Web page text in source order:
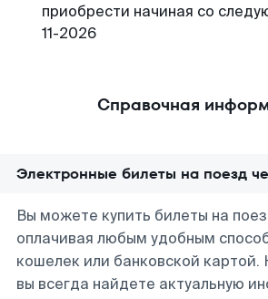
приобрести начиная со
11-2026
Справочная
Электронные билеты на поезд
Вы можете купить билеты на
оплачивая любым удобным
кошелек или банковской картой.
вы всегда найдете актуальную